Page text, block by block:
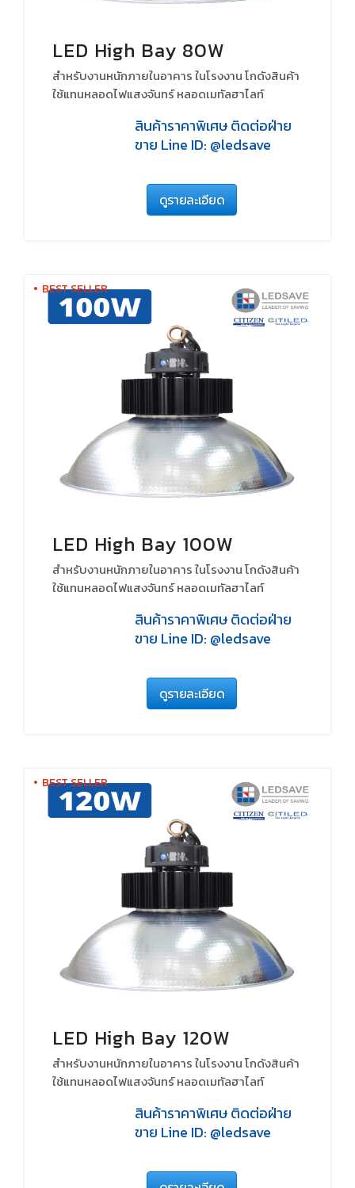
LED High Bay 80W
สำหรับงานหนักภายในอาคาร ในโรงงาน โกดังสินค้า
ใช้แทนหลอดไฟแสงจันทร์ หลอดเมทัลฮาไลท์
สินค้าราคาพิเศษ ติดต่อฝ่าย
ขาย Line ID: @ledsave
ดูรายละเอียด
BEST SELLER
LED High Bay 100W
สำหรับงานหนักภายในอาคาร ในโรงงาน โกดังสินค้า
ใช้แทนหลอดไฟแสงจันทร์ หลอดเมทัลฮาไลท์
สินค้าราคาพิเศษ ติดต่อฝ่าย
ขาย Line ID: @ledsave
ดูรายละเอียด
BEST SELLER
LED High Bay 120W
สำหรับงานหนักภายในอาคาร ในโรงงาน โกดังสินค้า
ใช้แทนหลอดไฟแสงจันทร์ หลอดเมทัลฮาไลท์
สินค้าราคาพิเศษ ติดต่อฝ่าย
ขาย Line ID: @ledsave